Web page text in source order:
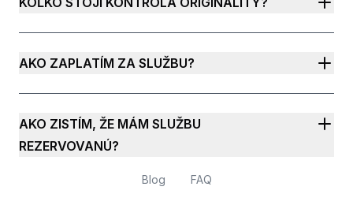
AKO ZAPLATÍM ZA SLUŽBU?
AKO ZISTÍM, ŽE MÁM SLUŽBU
REZERVOVANÚ?
Blog FAQ